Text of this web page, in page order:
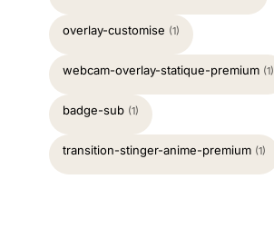
overlay-customise (1)
webcam-overlay-statique-premium (1)
badge-sub (1)
transition-stinger-anime-premium (1)